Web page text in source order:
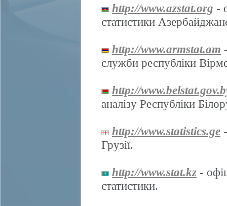
http://www.azstat.org -
статистики
http://www.armstat.am
служби республіки
http://
аналізу Республіки
http://www.statistics.ge
Грузії.
http://www.stat.kz -
статистики.